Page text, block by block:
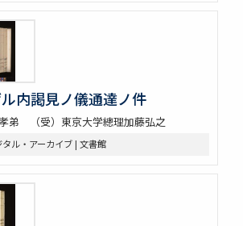
内謁見ノ儀通達ノ件
孝弟 （受）東京大学總理加藤弘之
ル・アーカイブ | 文書館